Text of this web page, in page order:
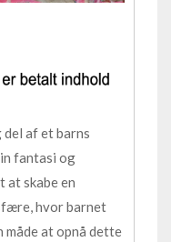
af et barns
fantasi og
skabe en
hvor barnet
at opnå dette